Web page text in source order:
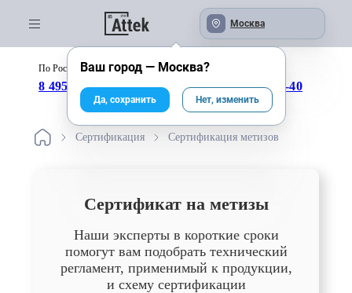
Москва
По России бесплатно:
8 495 246-04-43 8 800 333-25-40
Сертификация Сертификация метизов
Сертификат на метизы
Наши эксперты в короткие сроки
помогут вам подобрать технический
регламент, применимый к продукции,
и схему сертификации
Ваш город — Москва?
Да, сохранить Нет, изменить